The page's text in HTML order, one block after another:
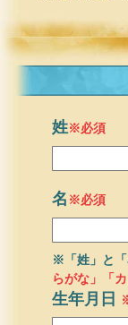
姓※必須
名 ※必須
※「姓」と「
らがな」「
生年月日